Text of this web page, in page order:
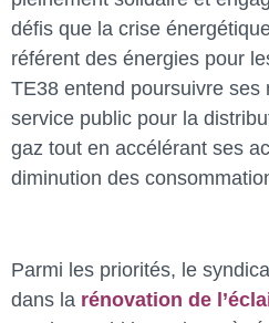
défis que la crise
référent des énergies pour
TE38 entend poursuivre ses
service public pour la
gaz tout en accélérant ses
diminution des
Parmi les priorités, le
dans la rénovation de